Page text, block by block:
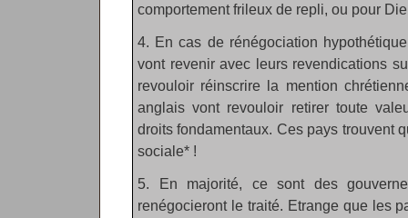
comportement frileux de repli, ou pour
4. En cas de rénégociation
vont revenir avec leurs revendications
revouloir réinscrire la mention
anglais vont revouloir retirer toute
droits fondamentaux. Ces pays trouvent
sociale* !
5. En majorité, ce sont des
renégocieront le traité. Etrange que les